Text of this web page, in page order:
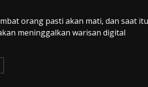
orang pasti akan mati, dan saat
meninggalkan warisan digital